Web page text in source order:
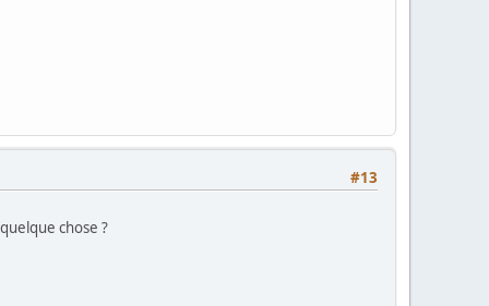
#13
chose ?